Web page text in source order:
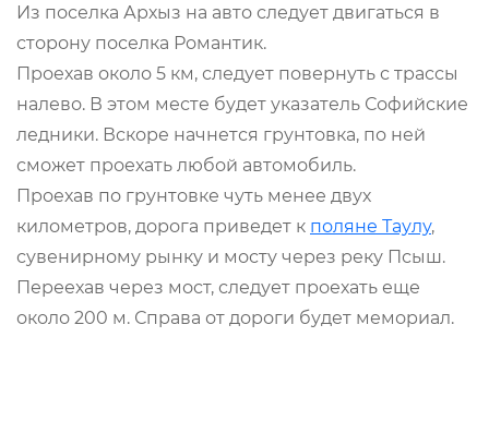
Из поселка Архыз на авто следует двигаться в
сторону поселка Романтик.
Проехав около 5 км, следует повернуть с трассы
налево. В этом месте будет указатель Софийские
ледники. Вскоре начнется грунтовка, по ней
сможет проехать любой автомобиль.
Проехав по грунтовке чуть менее двух
километров, дорога приведет к поляне Таулу,
сувенирному рынку и мосту через реку Псыш.
Переехав через мост, следует проехать еще
около 200 м. Справа от дороги будет мемориал.